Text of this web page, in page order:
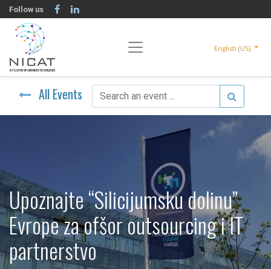
Follow us
English (US)
All Events
Upoznajte “Silicijumsku dolinu”
Evrope za ofšor outsourcing i IT
partnerstvo